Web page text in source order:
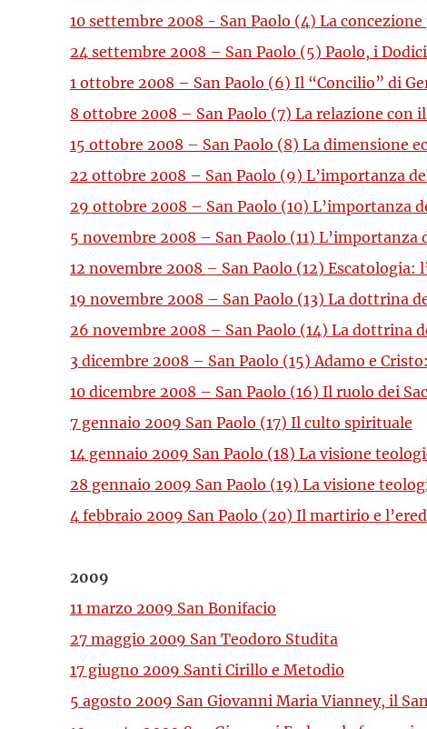
10 settembre 2008 - San Paolo (4) La
24 settembre 2008 – San Paolo (5) Paolo, i
1 ottobre 2008 – San Paolo (6) Il “Concilio” di
8 ottobre 2008 – San Paolo (7) La relazione con
15 ottobre 2008 – San Paolo (8) La dimensione
22 ottobre 2008 – San Paolo (9) L’importanza
29 ottobre 2008 – San Paolo (10) L’importanza
5 novembre 2008 – San Paolo (11)
12 novembre 2008 – San Paolo (12) Escatologia:
19 novembre 2008 – San Paolo (13) La dottrina
26 novembre 2008 – San Paolo (14) La dottrina
3 dicembre 2008 – San Paolo (15) Adamo e
10 dicembre 2008 – San Paolo (16) Il ruolo dei
7 gennaio 2009 San Paolo (17) Il culto spirituale
14 gennaio 2009 San Paolo (18) La visione
28 gennaio 2009 San Paolo (19) La visione
4 febbraio 2009 San Paolo (20) Il martirio e
2009
11 marzo 2009 San Bonifacio
27 maggio 2009 San Teodoro Studita
17 giugno 2009 Santi Cirillo e Metodio
5 agosto 2009 San Giovanni Maria Vianney, il